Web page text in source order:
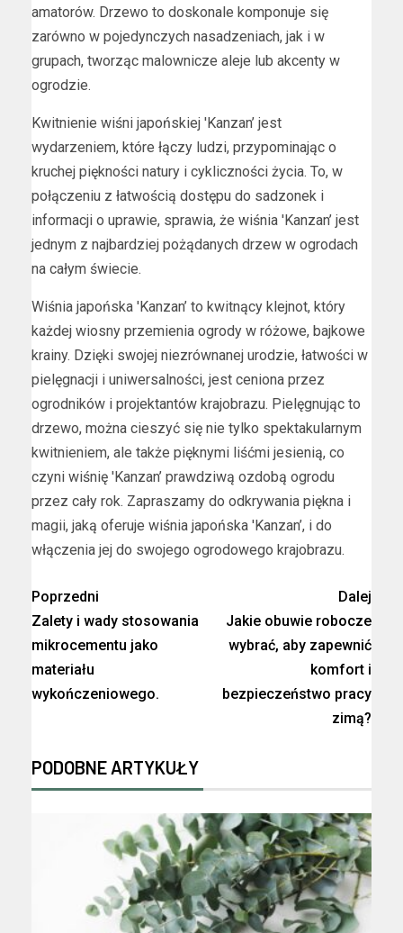
amatorów. Drzewo to doskonale komponuje się
zarówno w pojedynczych nasadzeniach, jak i w
grupach, tworząc malownicze aleje lub akcenty w
ogrodzie.
Kwitnienie wiśni japońskiej 'Kanzan’ jest
wydarzeniem, które łączy ludzi, przypominając o
kruchej piękności natury i cykliczności życia. To, w
połączeniu z łatwością dostępu do sadzonek i
informacji o uprawie, sprawia, że wiśnia 'Kanzan’ jest
jednym z najbardziej pożądanych drzew w ogrodach
na całym świecie.
Wiśnia japońska 'Kanzan’ to kwitnący klejnot, który
każdej wiosny przemienia ogrody w różowe, bajkowe
krainy. Dzięki swojej niezrównanej urodzie, łatwości w
pielęgnacji i uniwersalności, jest ceniona przez
ogrodników i projektantów krajobrazu. Pielęgnując to
drzewo, można cieszyć się nie tylko spektakularnym
kwitnieniem, ale także pięknymi liśćmi jesienią, co
czyni wiśnię 'Kanzan’ prawdziwą ozdobą ogrodu
przez cały rok. Zapraszamy do odkrywania piękna i
magii, jaką oferuje wiśnia japońska 'Kanzan’, i do
włączenia jej do swojego ogrodowego krajobrazu.
Poprzedni
Zalety i wady stosowania
mikrocementu jako
materiału
wykończeniowego.
Dalej
Jakie obuwie robocze
wybrać, aby zapewnić
komfort i
bezpieczeństwo pracy
zimą?
PODOBNE ARTYKUŁY